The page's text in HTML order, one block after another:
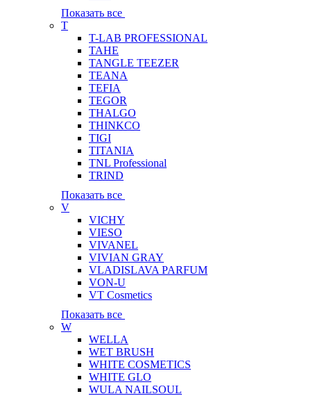
Показать все
T
T-LAB PROFESSIONAL
TAHE
TANGLE TEEZER
TEANA
TEFIA
TEGOR
THALGO
THINKCO
TIGI
TITANIA
TNL Professional
TRIND
Показать все
V
VICHY
VIESO
VIVANEL
VIVIAN GRAY
VLADISLAVA PARFUM
VON-U
VT Cosmetics
Показать все
W
WELLA
WET BRUSH
WHITE COSMETICS
WHITE GLO
WULA NAILSOUL